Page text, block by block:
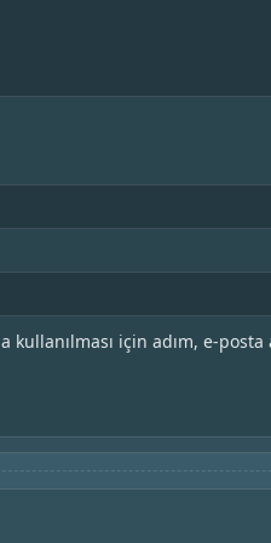
kullanılması için adım, e-